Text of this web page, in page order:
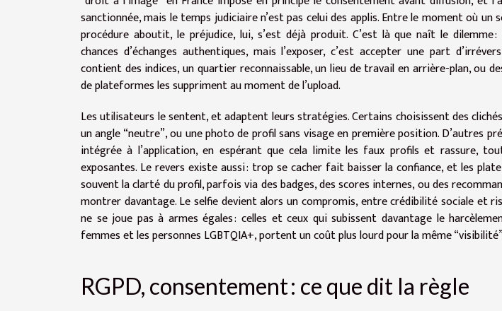
sanctionnée, mais le temps judiciaire n’est pas celui des applis. Entre le moment où
procédure aboutit, le préjudice, lui, s’est déjà produit. C’est là que naît le dilemme
chances d’échanges authentiques, mais l’exposer, c’est accepter une part
contient des indices, un quartier reconnaissable, un lieu de travail en arrière-plan, ou
de plateformes les suppriment au moment de l’upload.
Les utilisateurs le sentent, et adaptent leurs stratégies. Certains choisissent des
un angle “neutre”, ou une photo de profil sans visage en première position. D’autres
intégrée à l’application, en espérant que cela limite les faux profils et rassure,
exposantes. Le revers existe aussi : trop se cacher fait baisser la confiance, et les
souvent la clarté du profil, parfois via des badges, des scores internes, ou des
montrer davantage. Le selfie devient alors un compromis, entre crédibilité sociale et
ne se joue pas à armes égales : celles et ceux qui subissent davantage le
femmes et les personnes LGBTQIA+, portent un coût plus lourd pour la même
RGPD, consentement : ce que dit la règle